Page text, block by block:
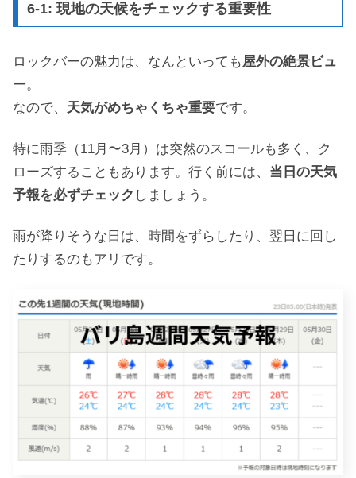
6-1: 現地の天候をチェックする重要性
ロックバーの魅力は、なんといっても 屋外の絶景ビュ
ー。
なので、 天気がめちゃくちゃ重要です。
特に雨季（11月〜3月）は突然のスコールも多く、ク
ローズすることもあります。行く前には、 当日の天気
予報を必ずチェック しましょう。
雨が降りそうな日は、時間をずらしたり、翌日に回し
たりするのもアリです。